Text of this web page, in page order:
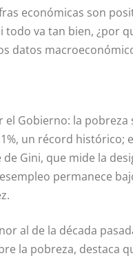
económicas son
todo va tan bien, ¿por
datos
Gobierno: la pobreza
un récord histórico;
Gini, que mide la
permanece
al de la década
la pobreza, destaca